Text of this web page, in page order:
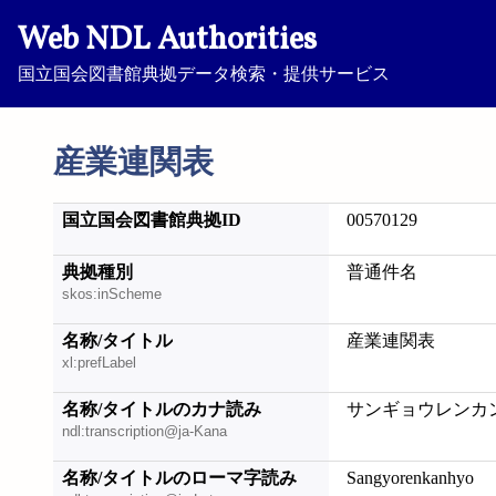
Web NDL Authorities
国立国会図書館典拠データ検索・提供サービス
産業連関表
国立国会図書館典拠ID 00570129
典拠種別
skos:inScheme
普通件名
名称/タイトル
xl:prefLabel
産業連関表
名称/タイトルのカナ読み
ndl:transcription@ja-Kana
サンギョウレンカ
名称/タイトルのローマ字読み Sangyorenkanhyo